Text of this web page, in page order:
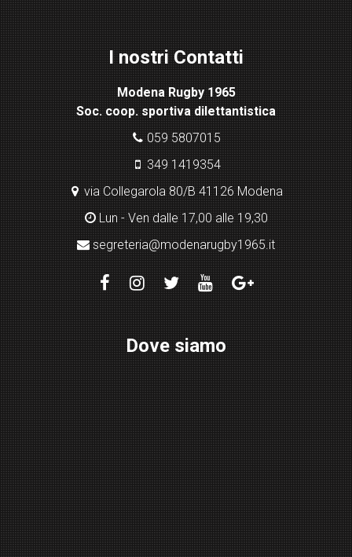
I nostri Contatti
Modena Rugby 1965
Soc. coop. sportiva dilettantistica
059 5807015
349 1419354
via Collegarola 80/B 41126 Modena
Lun - Ven dalle 17,00 alle 19,30
segreteria@modenarugby1965.it
Dove siamo